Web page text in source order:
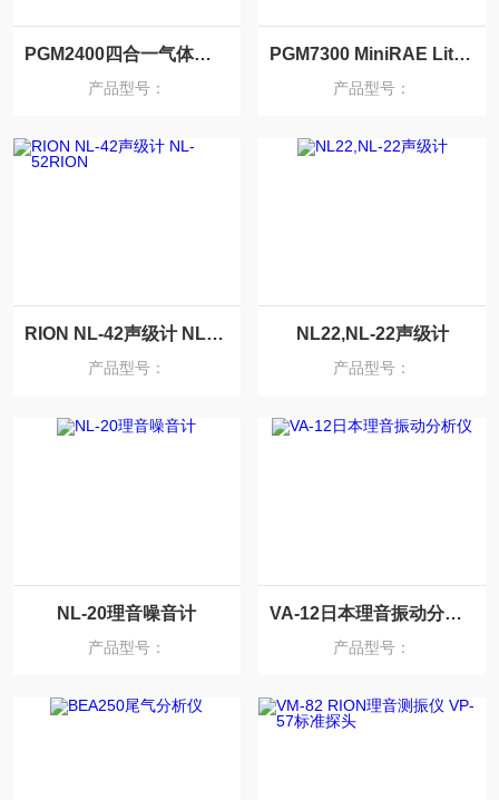
PGM2400四合一气体检测仪
产品型号：
PGM7300 MiniRAE Lite VOC检测仪
产品型号：
RION NL-42声级计 NL-52RION
产品型号：
NL22,NL-22声级计
产品型号：
NL-20理音噪音计
产品型号：
VA-12日本理音振动分析仪
产品型号：